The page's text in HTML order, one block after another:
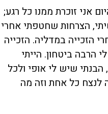
אני זוכרת ממנו כל רגע;
הצרחות שחטפתי אחרי
הזכייה במדליה. הזכייה
הרבה ביטחון. הייתי
הבנתי שיש לי אופי ולכל
לנצח כל אחת וזה מה